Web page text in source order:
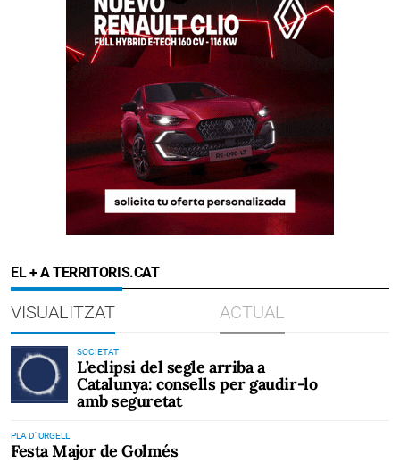
EL + A TERRITORIS.CAT
VISUALITZAT ACTUAL
SOCIETAT
L’eclipsi del segle arriba a
Catalunya: consells per gaudir-lo
amb seguretat
PLA D' URGELL
Festa Major de Golmés